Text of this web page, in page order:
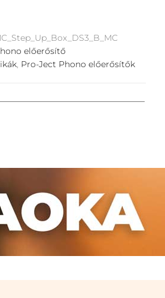
előerősítő
Pro-Ject Phono előerősítők